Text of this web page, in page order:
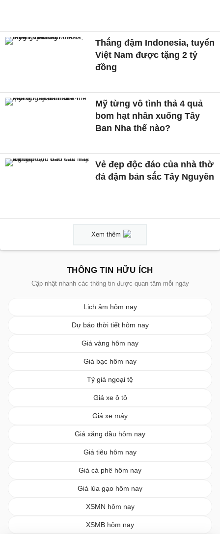
Thắng đậm Indonesia, tuyển
Việt Nam được tặng 2 tỷ
đồng
Mỹ từng vô tình thả 4 quả
bom hạt nhân xuống Tây
Ban Nha thế nào?
Vẻ đẹp độc đáo của nhà thờ
đá đậm bản sắc Tây Nguyên
Xem thêm
THÔNG TIN HỮU ÍCH
Cập nhật nhanh các thông tin được quan tâm mỗi ngày
Lịch âm hôm nay
Dự báo thời tiết hôm nay
Giá vàng hôm nay
Giá bạc hôm nay
Tỷ giá ngoại tệ
Giá xe ô tô
Giá xe máy
Giá xăng dầu hôm nay
Giá tiêu hôm nay
Giá cà phê hôm nay
Giá lúa gạo hôm nay
XSMN hôm nay
XSMB hôm nay